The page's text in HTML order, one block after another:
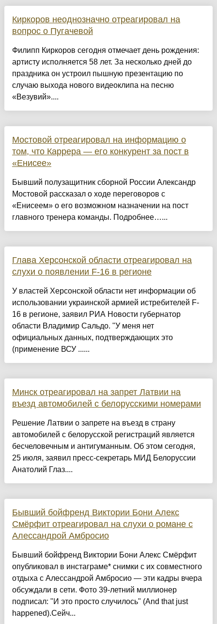
Киркоров неоднозначно отреагировал на
вопрос о Пугачевой
Филипп Киркоров сегодня отмечает день рождения:
артисту исполняется 58 лет. За несколько дней до
праздника он устроил пышную презентацию по
случаю выхода нового видеоклипа на песню
«Везувий»....
Мостовой отреагировал на информацию о
том, что Каррера — его конкурент за пост в
«Енисее»
Бывший полузащитник сборной России Александр
Мостовой рассказал о ходе переговоров с
«Енисеем» о его возможном назначении на пост
главного тренера команды. Подробнее…...
Глава Херсонской области отреагировал на
слухи о появлении F-16 в регионе
У властей Херсонской области нет информации об
использовании украинской армией истребителей F-
16 в регионе, заявил РИА Новости губернатор
области Владимир Сальдо. "У меня нет
официальных данных, подтверждающих это
(применение ВСУ ......
Минск отреагировал на запрет Латвии на
въезд автомобилей с белорусскими номерами
Решение Латвии о запрете на въезд в страну
автомобилей с белорусской регистраций является
бесчеловечным и антигуманным. Об этом сегодня,
25 июля, заявил пресс-секретарь МИД Белоруссии
Анатолий Глаз....
Бывший бойфренд Виктории Бони Алекс
Смёрфит отреагировал на слухи о романе с
Алессандрой Амбросио
Бывший бойфренд Виктории Бони Алекс Смёрфит
опубликовал в инстаграме* снимки с их совместного
отдыха с Алессандрой Амбросио — эти кадры вчера
обсуждали в сети. Фото 39-летний миллионер
подписал: "И это просто случилось" (And that just
happened).Сейч...